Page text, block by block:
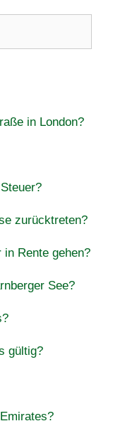
in London?
zurücktreten?
Rente gehen?
See?
gültig?